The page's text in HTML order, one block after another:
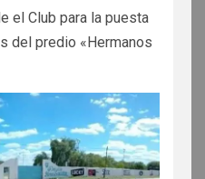
el Club para la puesta
del predio «Hermanos